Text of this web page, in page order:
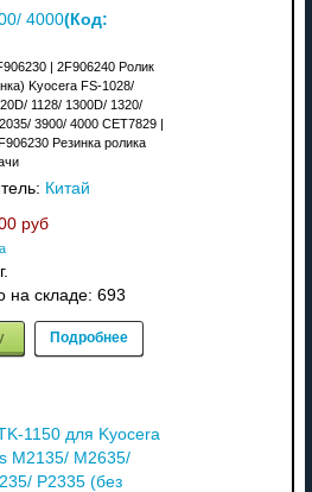
4000(Код:
| 2F906240 Ролик
Kyocera FS-1028/
1128/ 1300D/ 1320/
3900/ 4000 CET7829 |
Резинка ролика
Китай
руб
на складе: 693
Подробнее
1150 для Kyocera
M2135/ M2635/
P2335 (без